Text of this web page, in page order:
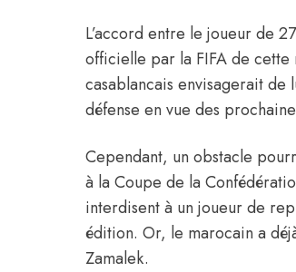
L’accord entre le joueur de
officielle par la FIFA de
casablancais envisagerait
défense en vue des
Cependant, un obstacle
à la Coupe de la
interdisent à un joueur de
édition. Or, le marocain a
Zamalek.